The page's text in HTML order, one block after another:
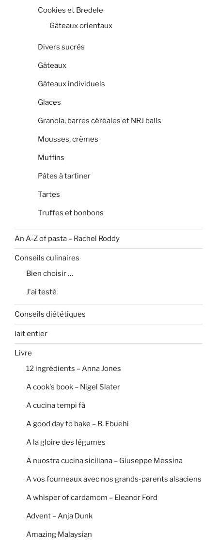
Cookies et Bredele
Gâteaux orientaux
Divers sucrés
Gâteaux
Gâteaux individuels
Glaces
Granola, barres céréales et NRJ balls
Mousses, crèmes
Muffins
Pâtes à tartiner
Tartes
Truffes et bonbons
An A-Z of pasta – Rachel Roddy
Conseils culinaires
Bien choisir …
J'ai testé
Conseils diététiques
lait entier
Livre
12 ingrédients – Anna Jones
A cook's book – Nigel Slater
A cucina tempi fà
A good day to bake – B. Ebuehi
A la gloire des légumes
A nuostra cucina siciliana – Giuseppe Messina
A vos fourneaux avec nos grands-parents alsaciens
A whisper of cardamom – Eleanor Ford
Advent – Anja Dunk
Amazing Malaysian